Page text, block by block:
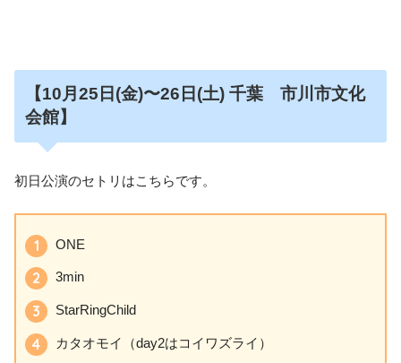
【10月25日 (金)〜26日(土) 千葉 市川市文化
会館】
初日公演のセトリはこちらです。
ONE
3min
StarRingChild
カタオモイ（day2はコイワズライ）